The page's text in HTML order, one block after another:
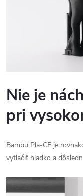
Nie je
pri
Bambu Pla-CF je
vytlačiť hladko a